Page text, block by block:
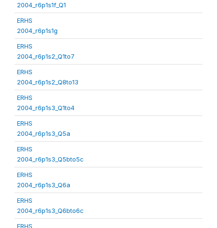
2004_r6p1s1f_Q1
ERHS
2004_r6p1s1g
ERHS
2004_r6p1s2_Q1to7
ERHS
2004_r6p1s2_Q8to13
ERHS
2004_r6p1s3_Q1to4
ERHS
2004_r6p1s3_Q5a
ERHS
2004_r6p1s3_Q5bto5c
ERHS
2004_r6p1s3_Q6a
ERHS
2004_r6p1s3_Q6bto6c
ERHS